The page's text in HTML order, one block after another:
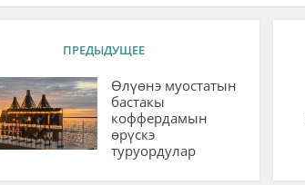
ПРЕДЫДУЩЕЕ
Өлүөнэ муостатын
бастакы
коффердамын
өрүскэ
туруордулар